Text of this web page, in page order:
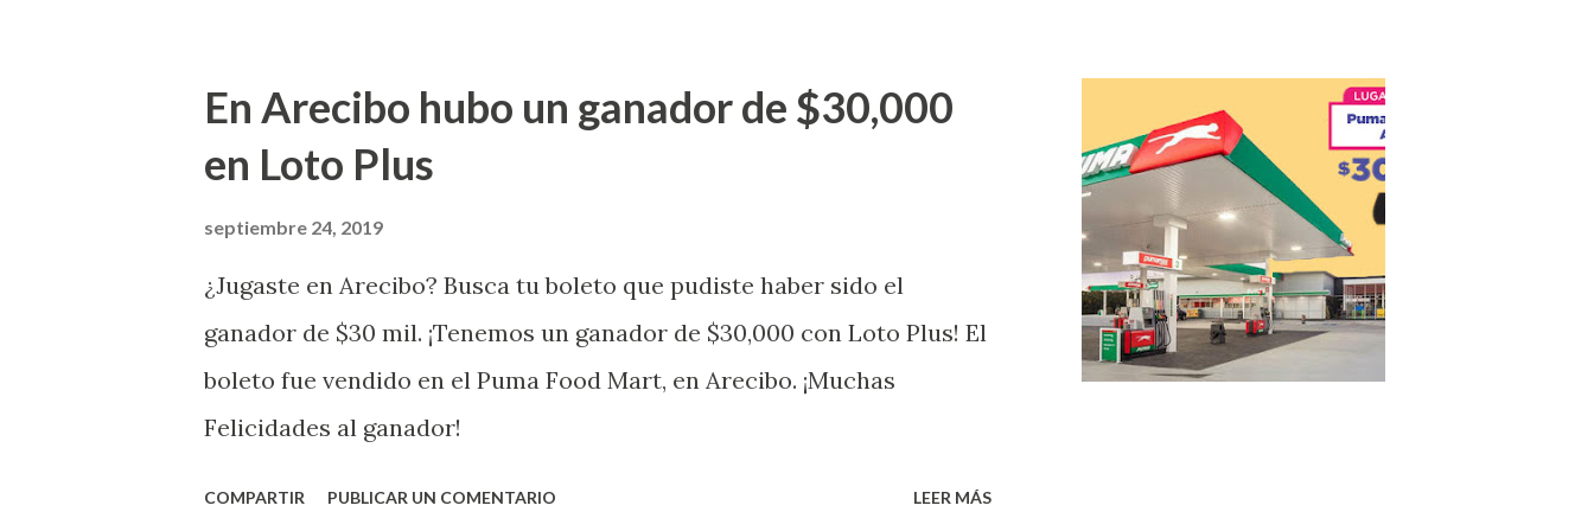
la farmacia Yarimar de la Urbanización Las Lomas en el Municipio de
San Juan ¡Enhorabuena que lo disfrute! ...
En Arecibo hubo un ganador de $30,000
en Loto Plus
septiembre 24, 2019
¿Jugaste en Arecibo? Busca tu boleto que pudiste haber sido el
ganador de $30 mil. ¡Tenemos un ganador de $30,000 con Loto Plus! El
boleto fue vendido en el Puma Food Mart, en Arecibo. ¡Muchas
Felicidades al ganador!
COMPARTIR PUBLICAR UN COMENTARIO LEER MÁS